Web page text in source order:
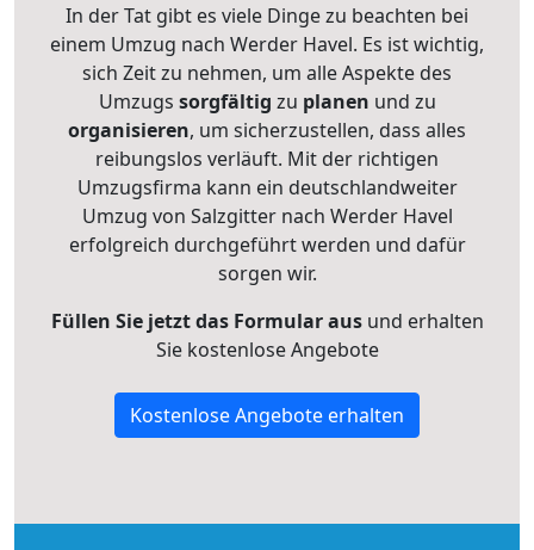
In der Tat gibt es viele Dinge zu beachten bei
einem Umzug nach Werder Havel. Es ist wichtig,
sich Zeit zu nehmen, um alle Aspekte des
Umzugs sorgfältig zu planen und zu
organisieren, um sicherzustellen, dass alles
reibungslos verläuft. Mit der richtigen
Umzugsfirma kann ein deutschlandweiter
Umzug von Salzgitter nach Werder Havel
erfolgreich durchgeführt werden und dafür
sorgen wir.
Füllen Sie jetzt das Formular ausund erhalten
Sie kostenlose Angebote
Kostenlose Angebote erhalten